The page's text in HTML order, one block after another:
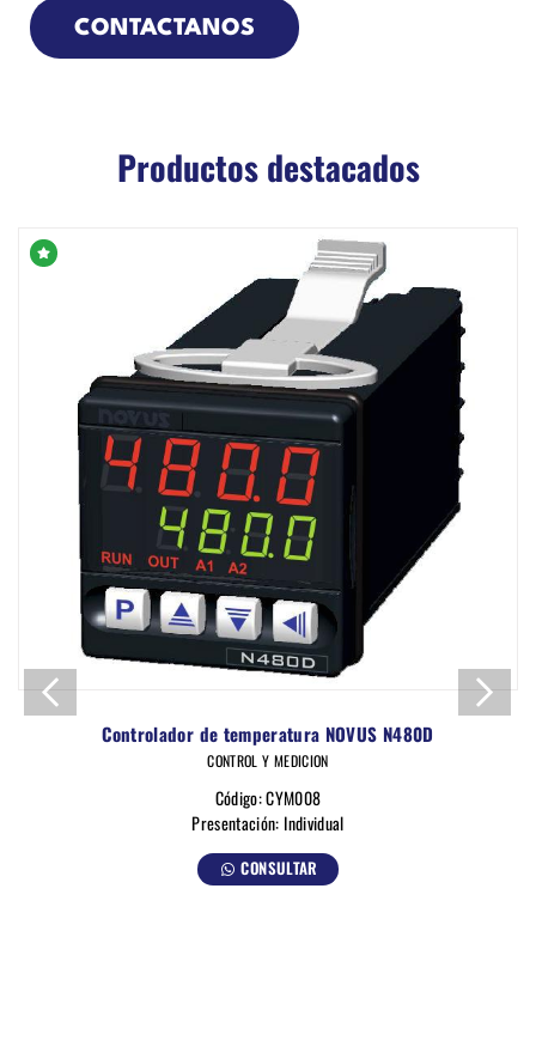
CONTACTANOS
Productos destacados
Controlador de temperatura NOVUS N480D
CONTROL Y MEDICION
Código: CYM008
Presentación: Individual
CONSULTAR